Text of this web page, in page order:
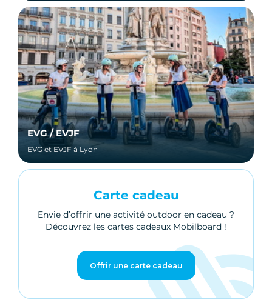
EVG / EVJF
EVG et EVJF à Lyon
Carte cadeau
Envie d’offrir une activité outdoor en cadeau ?
Découvrez les cartes cadeaux Mobilboard !
Offrir une carte cadeau